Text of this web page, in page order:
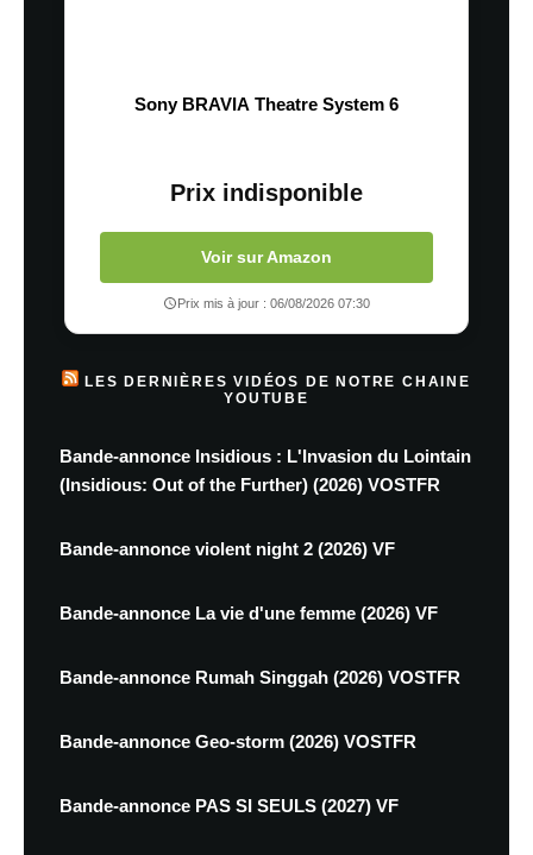
Sony BRAVIA Theatre System 6
Prix indisponible
Voir sur Amazon
Prix mis à jour : 06/08/2026 07:30
LES DERNIÈRES VIDÉOS DE NOTRE CHAINE
YOUTUBE
Bande-annonce Insidious : L'Invasion du Lointain
(Insidious: Out of the Further) (2026) VOSTFR
Bande-annonce violent night 2 (2026) VF
Bande-annonce La vie d'une femme (2026) VF
Bande-annonce Rumah Singgah (2026) VOSTFR
Bande-annonce Geo-storm (2026) VOSTFR
Bande-annonce PAS SI SEULS (2027) VF